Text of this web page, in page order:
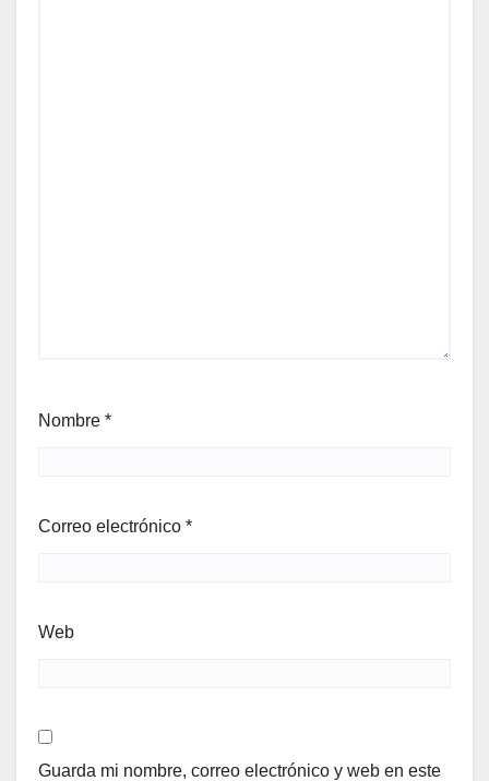
Nombre *
Correo electrónico *
Web
Guarda mi nombre, correo electrónico y web en este